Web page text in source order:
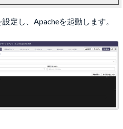
定し、Apacheを起動します。